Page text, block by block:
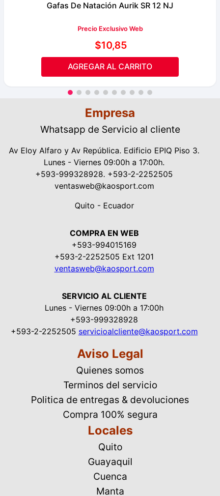
Gafas De Natación Aurik SR 12 NJ
Precio Exclusivo Web
$10,85
AGREGAR AL CARRITO
Empresa
Whatsapp de Servicio al cliente
Av Eloy Alfaro y Av República. Edificio EPIQ Piso 3.
Lunes - Viernes 09:00h a 17:00h.
+593-999328928. +593-2-2252505
ventasweb@kaosport.com
Quito - Ecuador
COMPRA EN WEB
+593-994015169
+593-2-2252505 Ext 1201
ventasweb@kaosport.com
SERVICIO AL CLIENTE
Lunes - Viernes 09:00h a 17:00h
+593-999328928
+593-2-2252505 servicioalcliente@kaosport.com
Aviso Legal
Quienes somos
Terminos del servicio
Politica de entregas & devoluciones
Compra 100% segura
Locales
Quito
Guayaquil
Cuenca
Manta